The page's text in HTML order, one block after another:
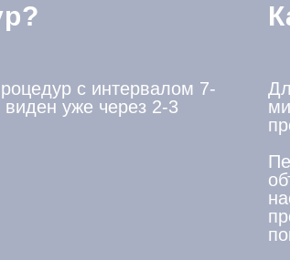
с интервалом 7-
виден уже через 2-3